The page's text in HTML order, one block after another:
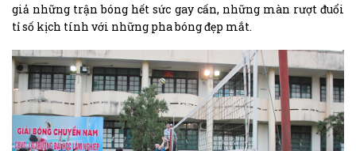
giả những trận bóng hết sức gay cấn, những màn rượt đuổi
tỉ số kịch tính với những pha bóng đẹp mắt.